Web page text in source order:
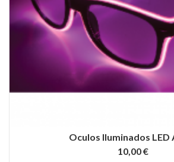
Oculos Iluminados LED
10,00 €